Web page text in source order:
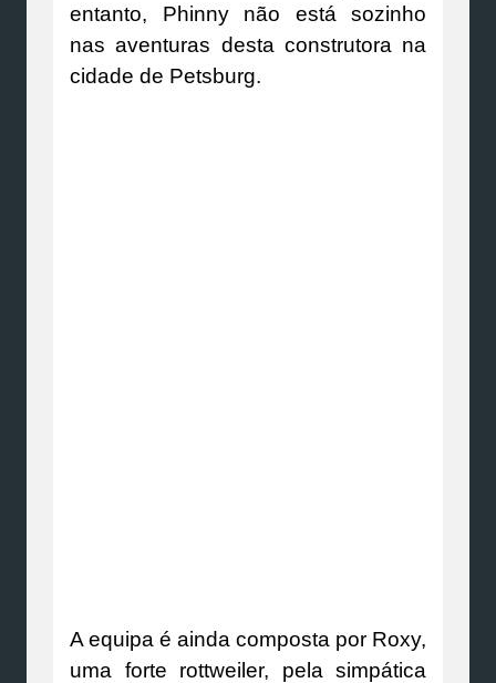
entanto, Phinny não está sozinho
nas aventuras desta construtora na
cidade de Petsburg.
A equipa é ainda composta por Roxy,
uma forte rottweiler, pela simpática